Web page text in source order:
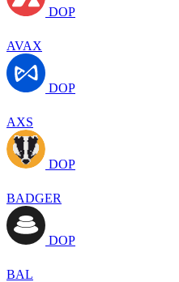
DOP
AVAX
DOP
AXS
DOP
BADGER
DOP
BAL